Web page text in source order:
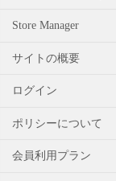
Store Manager
サイトの概要
ログイン
ポリシーについて
会員利用プラン